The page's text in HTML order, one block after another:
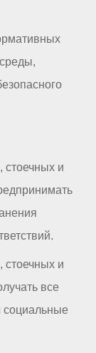
стоечных и
стоечных и
все
социальные